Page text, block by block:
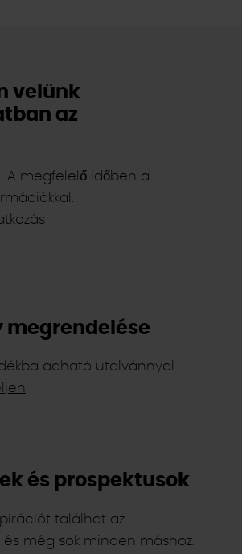
velünk
az
A megfelelő időben a
megrendelése
adható utalvánnyal.
és prospektusok
találhat az
és még sok minden máshoz.